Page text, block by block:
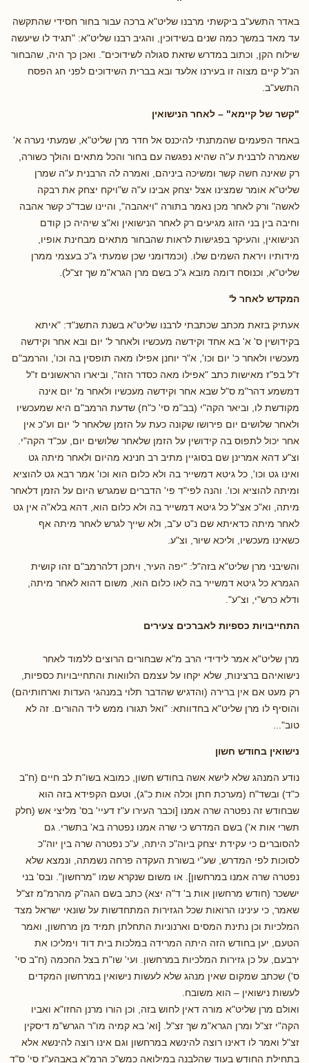
באדר התשע"ב ביקשתי מרבנו שליט"א ברכה עבור בחור חסידי שהתקשה
עד מאד במשך כמה שנים בשידוכין, והגיב רבנו שליט"א: "תגיד לו שיעשה
שילוח הקן, וכתוב במדרש שזאת סגולה לשידוכים". ואכן כך היה, שהבחור
הנ"ל קיים מצוה זו בעירנו אלעד ובא בברית השידוכים לפני חג הפסח
התשע"ב.
"קשר של קיימא" – לאחר הנישואין
באחד הפעמים שהמתנתי להיכנס אל חדר מרן שליט"א, שמעתי נערה א'
שאמרה לרבנית ע"ה שהיא נפגשה עם בחור והכל מתאים והולך כשורה,
רק שאינה חשה קשר ומשיכה ביניהם, ואמרה לה הרבנית ע"ה שמרן
שליט"א אומר שמצינו אצל יצחק אבינו ע"ה ש"ויקח יצחק את רבקה
לאשה" ורק לאחר מכן נאמר בתורה "ויאהבה", והיינו שבד"כ קשר אהבה
וחיבה בין בני הזוג מגיעים רק לאחר הנישואין וא"צ שיהיה כן קודם
הנישואין, והעיקר בפגישות לראות שהבחור מתאים מבחינת אופיו,
מידותיו ויראת השמים שלו. (וכמדומני שכן שמעתי ג"כ בעצמי ממרן
שליט"א, וכנוסח דומה מובא ג"כ בשם מרן הגרא"מ שך זצ"ל).
המקדש לאחר ל'
אעתיק בזאת מכתב שכתבתי לרבנו שליט"א בשנת התשנ"ד: "איתא
בקידושין ס' א' בא אחד וקידשה מעכשיו ולאחר ל' יום ובא אחר וקידשה
מעכשיו ולאחר כ' יום וכו', א"ר יוחנן אפילו מאה תופסין בה וכו', והרמב"ם
ז"ל בפ"ז מאישות כתב "אפילו מאה כסדר הזה", וביארו הראשונים ז"ל
דמשמע דהר"מ ס"ל שבא אחר וקידשה מעכשיו ולאחר מ' יום אינה
מקודשת לו, וביאר הקה"י (בב"מ סי' כ"ח) שדעת הרמב"ם היא שמעכשיו
ולאחר שלושים יום פירושו שקונה כעת על הזמן שלאחר ל' יום וע"כ אין
אחר יכול לתפוס בה קידושין על הזמן שלאחר שלושים יום, עכ"ד הקה"י.
וצ"ע דהא אמרינן שם בסוגיין מתיב רב חנינא מהיום ולאחר מיתה גט
ואינו גט וכו', כל גיטא דמשייר בה ולא כלום הוא וכו' אמר רבא גט להוציא
ומיתה להוציא וכו'. והנה לפי"ד פי' הדברים שמגרש היום על הזמן דלאחר
מיתה, וא"כ אצ"ל כל גיטא דמשייר בה ולא כלום הוא, דהא בלא"ה אין גט
לאחר מיתה כדאיתא שם נ"ט ע"ב, ולא שייך לגרש לאחר מיתה אף
כשאינו מעכשיו, וליכא שיור, וצ"ע.
והשיבני מרן שליט"א בזה"ל: "יפה העיר, ויתכן דלהרמב"ם זהו קושית
הגמרא כל גיטא דמשייר בה לאו כלום הוא, משום דהוא לאחר מיתה,
ודלא כרש"י, וצ"ע".
התחייבויות כספיות לאברכים צעירים
מרן שליט"א אמר לידידי הרב מ"א שבחורים הרוצים ללמוד לאחר
נישואיהם ברצינות, שלא יקחו על עצמם הלוואות והתחייבויות כספיות,
רק מעט אם אין ברירה (והדגיש שהדבר תלוי במנהגי העדות וארחותיהם)
והוסיף לו מרן שליט"א בחדוותא: "ואל תגורו ממש ליד ההורים. זה לא
טוב"...
נישואין בחודש חשון
נודע המנהג שלא לישא אשה בחודש חשון, כמובא בשו"ת לב חיים (ח"ב
כ"ד) ובשד"ח (מערכת חתן וכלה אות כ"ג), וטעם הקפידא בזה הוא
שבחודש זה נפטרה שרה אמנו [וכבר העירו ע"ז דעיי' בס' מליצי אש (חלק
תשרי אות א') בשם המדרש כי שרה אמנו נפטרה בא' בתשרי. גם
להסוברים כי עקידת יצחק ביוה"כ היתה, ע"כ נפטרה שרה בין יוה"כ
לסוכות לפי המדרש, שע"י בשורת העקדה פרחה נשמתה, ונמצא שלא
נפטרה שרה אמנו במרחשון]. או משום שנקרא שמו "מרחשון". ובס' בני
יששכר (חודש מרחשון אות ב' ד"ה יצא) כתב בשם הגה"ק מהרמ"מ זצ"ל
שאמר, כי עינינו הרואות שכל הגזירות המתחדשות על שונאי ישראל מצד
המלכיות וכן נתינת המסים וארנוניות התחלתן תמיד מן מרחשון, ואמר
הטעם, יען בחודש הזה היתה המרידה במלכות בית דוד וימליכו את
ירבעם, על כן גזירות המלכיות במרחשון. ועי' שו"ת בצל החכמה (ח"ב סי'
ס') שכתב שמקום שאין מנהג שלא לעשות נישואין במרחשון המקדים
לעשות נישואין – הוא משובח.
ואולם מרן שליט"א מורה דאין לחוש בזה, וכן הורו מרנן החזו"א ואביו
הקה"י זצ"ל ומרן הגרא"מ שך זצ"ל. [וא' בא קמיה מו"ר הגרש"מ דיסקין
זצ"ל ואמר לו דאינו רוצה להינשא במרחשון וגם אינו רוצה להינשא אלא
בתחילת החודש בעוד שהלבנה במילואה כמש"כ הרמ"א באבהע"ז סי' ס"ד